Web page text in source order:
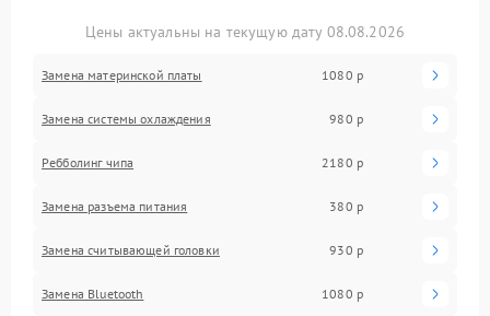
Цены актуальны на текущую дату 08.08.2026
Замена материнской платы 1080 р
Замена системы охлаждения 980 р
Ребболинг чипа 2180 р
Замена разъема питания 380 р
Замена считывающей головки 930 р
Замена Bluetooth 1080 р